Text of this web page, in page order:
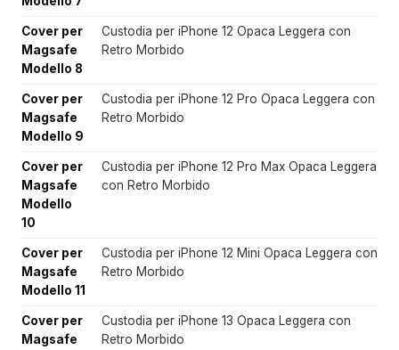
Cover per
Magsafe
Modello 8
Custodia per iPhone 12 Opaca Leggera con
Retro Morbido
Cover per
Magsafe
Modello 9
Custodia per iPhone 12 Pro Opaca Leggera con
Retro Morbido
Cover per
Magsafe
Modello
10
Custodia per iPhone 12 Pro Max Opaca Leggera
con Retro Morbido
Cover per
Magsafe
Modello 11
Custodia per iPhone 12 Mini Opaca Leggera con
Retro Morbido
Cover per
Magsafe
Custodia per iPhone 13 Opaca Leggera con
Retro Morbido